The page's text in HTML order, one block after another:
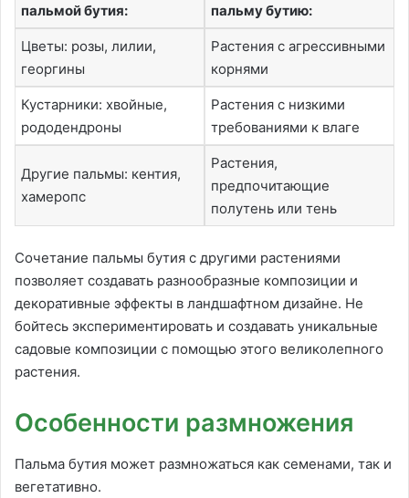
пальмой бутия:
пальму бутию:
Цветы: розы, лилии,
георгины
Растения с агрессивными
корнями
Кустарники: хвойные,
рододендроны
Растения с низкими
требованиями к влаге
Другие пальмы: кентия,
хамеропс
Растения,
предпочитающие
полутень или тень
Сочетание пальмы бутия с другими растениями
позволяет создавать разнообразные композиции и
декоративные эффекты в ландшафтном дизайне. Не
бойтесь экспериментировать и создавать уникальные
садовые композиции с помощью этого великолепного
растения.
Особенности размножения
Пальма бутия может размножаться как семенами, так и
вегетативно.